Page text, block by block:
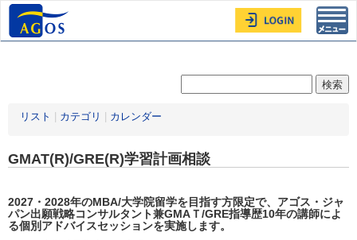
リスト カテゴリ カレンダー
GMAT(R)/GRE(R)学習計画相談
2027・2028年のMBA/大学院留学を目指す方限定で、アゴス・ジャ
パン出願戦略コンサルタント兼GMAＴ/GRE指導歴10年の講師によ
る個別アドバイスセッションを実施します。